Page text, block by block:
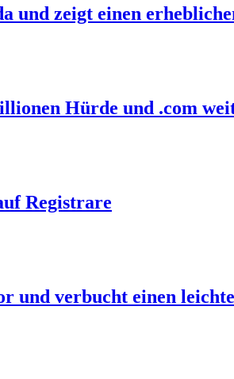
und zeigt einen
Hürde und .com
Registrare
und verbucht einen